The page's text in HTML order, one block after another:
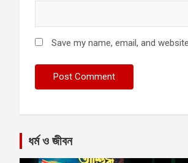
Save my name, email, and
ধর্ম ও জীবন